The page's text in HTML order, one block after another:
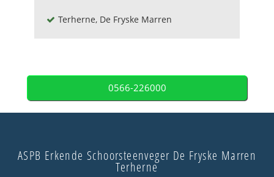
Terherne, De Fryske Marren
0566-226000
ASPB Erkende Schoorsteenveger De Fryske Marren
Terherne